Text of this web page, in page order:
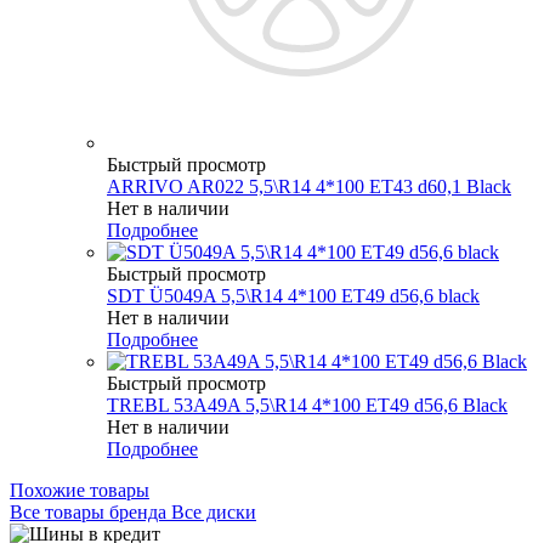
Быстрый просмотр
ARRIVO AR022 5,5\R14 4*100 ET43 d60,1 Black
Нет в наличии
Подробнее
Быстрый просмотр
SDT Ü5049A 5,5\R14 4*100 ET49 d56,6 black
Нет в наличии
Подробнее
Быстрый просмотр
TREBL 53A49A 5,5\R14 4*100 ET49 d56,6 Black
Нет в наличии
Подробнее
Похожие товары
Все товары бренда Все диски